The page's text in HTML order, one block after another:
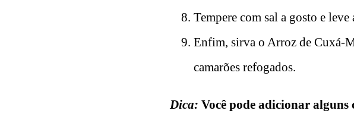
Tempere com sal a gosto e
Enfim, sirva o Arroz de Cuxá-
camarões refogados.
Dica: Você pode adicionar